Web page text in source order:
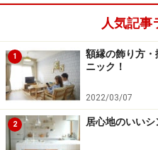
人気記事
1
額縁の飾り方
ニック！
2022/03/07
2 居心地のいい